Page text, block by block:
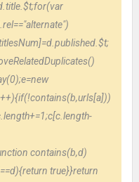
contains(b,d)
true}}return